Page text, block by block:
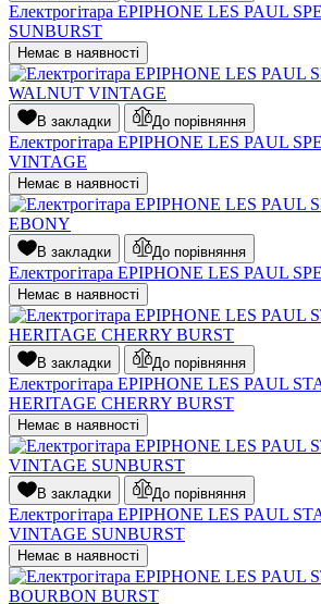
Електрогітара EPIPHONE LES PAUL
SUNBURST
Немає в наявності
В закладки До порівняння
Електрогітара EPIPHONE LES PAUL
VINTAGE
Немає в наявності
В закладки До порівняння
Електрогітара EPIPHONE LES PAUL
Немає в наявності
В закладки До порівняння
Електрогітара EPIPHONE LES PAUL
HERITAGE CHERRY BURST
Немає в наявності
В закладки До порівняння
Електрогітара EPIPHONE LES PAUL
VINTAGE SUNBURST
Немає в наявності